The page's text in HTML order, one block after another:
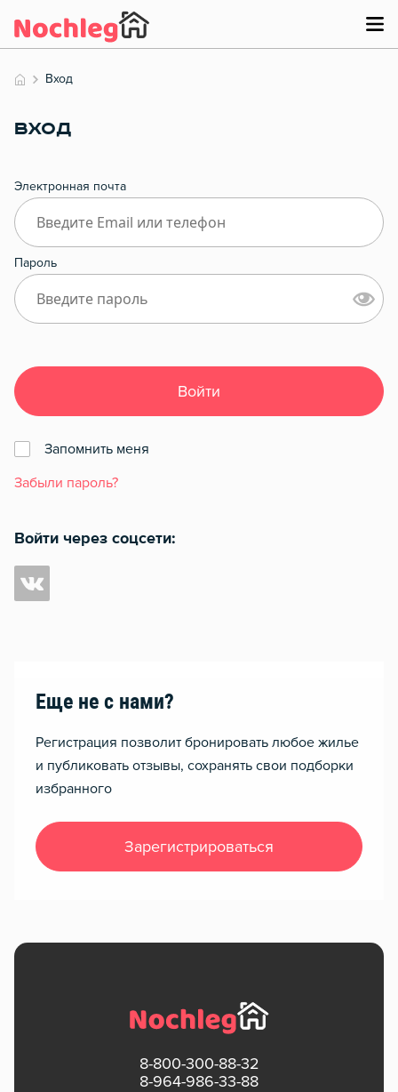
Вход
ВХОД
Электронная почта
Пароль
Войти
Запомнить меня
Забыли пароль?
Войти через соцсети:
Еще не с нами?
Регистрация позволит бронировать любое жилье
и публиковать отзывы, сохранять свои подборки
избранного
Зарегистрироваться
8-800-300-88-32
8-964-986-33-88